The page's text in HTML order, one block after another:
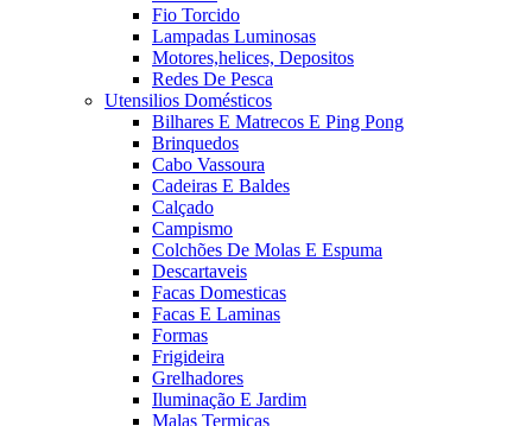
Fio Torcido
Lampadas Luminosas
Motores,helices, Depositos
Redes De Pesca
Utensilios Domésticos
Bilhares E Matrecos E Ping Pong
Brinquedos
Cabo Vassoura
Cadeiras E Baldes
Calçado
Campismo
Colchões De Molas E Espuma
Descartaveis
Facas Domesticas
Facas E Laminas
Formas
Frigideira
Grelhadores
Iluminação E Jardim
Malas Termicas